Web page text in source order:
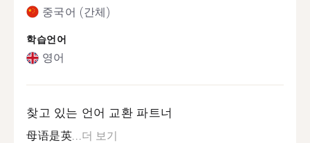
중국어 (간체)
학습언어
영어
찾고 있는 언어 교환 파트너
母语是英...더 보기